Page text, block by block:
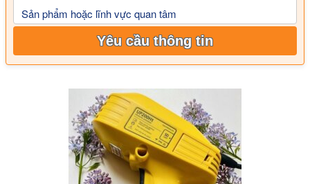
Sản phẩm hoặc lĩnh vực quan tâm
Yêu cầu thông tin